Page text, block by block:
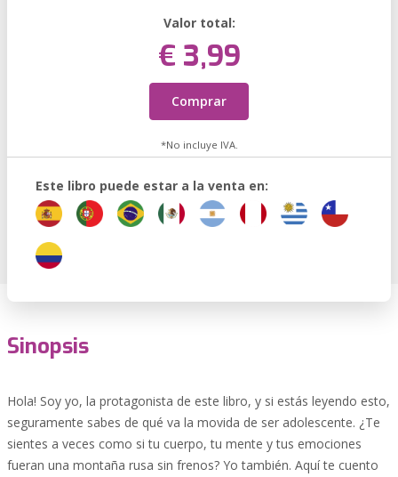
Valor total:
€ 3,99
Comprar
*No incluye IVA.
Este libro puede estar a la venta en:
Sinopsis
Hola! Soy yo, la protagonista de este libro, y si estás leyendo esto,
seguramente sabes de qué va la movida de ser adolescente. ¿Te
sientes a veces como si tu cuerpo, tu mente y tus emociones
fueran una montaña rusa sin frenos? Yo también. Aquí te cuento